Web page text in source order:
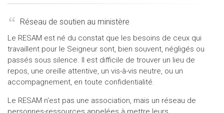
Réseau de soutien au ministère
Le RESAM est né du constat que les besoins de ceux qui
travaillent pour le Seigneur sont, bien souvent, négligés ou
passés sous silence. Il est difficile de trouver un lieu de
repos, une oreille attentive, un vis-à-vis neutre, ou un
accompagnement, en toute confidentialité.
Le RESAM n'est pas une association, mais un réseau de